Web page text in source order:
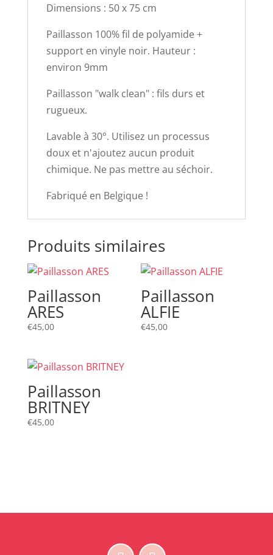
Dimensions : 50 x 75 cm
Paillasson 100% fil de polyamide +
support en vinyle noir. Hauteur :
environ 9mm
Paillasson "walk clean" : fils durs et
rugueux.
Lavable à 30°. Utilisez un processus
doux et n'ajoutez aucun produit
chimique. Ne pas mettre au séchoir.
Fabriqué en Belgique !
Produits similaires
Paillasson
ARES
€45,00
Paillasson
ALFIE
€45,00
Paillasson
BRITNEY
€45,00